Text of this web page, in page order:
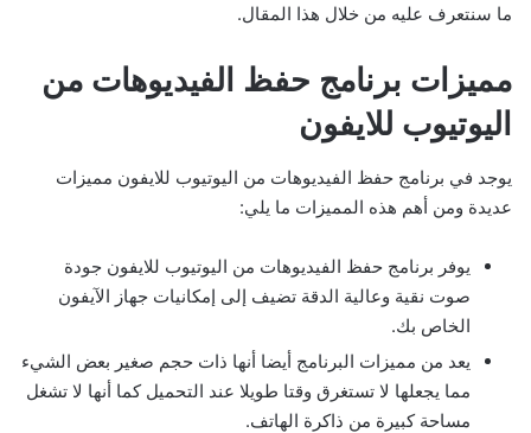
ي
ما سنتعرف عليه من خلال هذا المقال.
مميزات برنامج حفظ الفيديوهات من
اليوتيوب للايفون
يوجد في برنامج حفظ الفيديوهات من اليوتيوب للايفون مميزات
عديدة ومن أهم هذه المميزات ما يلي:
يوفر برنامج حفظ الفيديوهات من اليوتيوب للايفون جودة
صوت نقية وعالية الدقة تضيف إلى إمكانيات جهاز الآيفون
الخاص بك.
يعد من مميزات البرنامج أيضا أنها ذات حجم صغير بعض الشيء
مما يجعلها لا تستغرق وقتا طويلا عند التحميل كما أنها لا تشغل
مساحة كبيرة من ذاكرة الهاتف.